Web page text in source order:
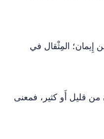
إِيمان؛ المِثْقال في
قليل أَو كثير، فمعنى